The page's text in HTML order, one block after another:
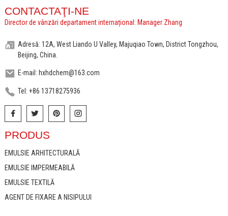
CONTACTAŢI-NE
Director de vânzări departament internațional: Manager Zhang
Adresă: 12A, West Liando U Valley, Majuqiao Town, District Tongzhou,
Beijing, China.
E-mail: hxhdchem@163.com
Tel: +86 13718275936
PRODUS
EMULSIE ARHITECTURALĂ
EMULSIE IMPERMEABILĂ
EMULSIE TEXTILĂ
AGENT DE FIXARE A NISIPULUI